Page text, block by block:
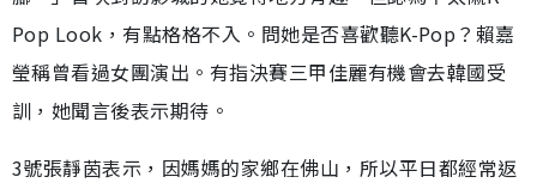
Pop Look，有點格格不入。問她是否喜歡聽K-Pop？賴嘉
瑩稱曾看過女團演出。有指決賽三甲佳麗有機會去韓國受
訓，她聞言後表示期待。
3號張靜茵表示，因媽媽的家鄉在佛山，所以平日都經常返